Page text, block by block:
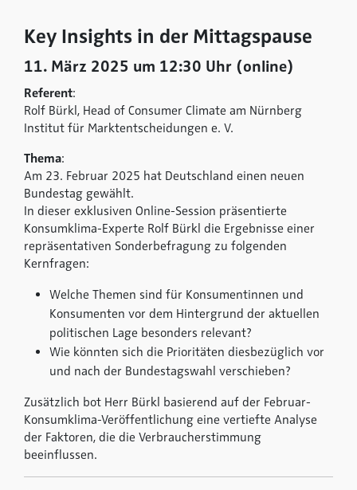
Key Insights in der Mittagspause
11. März 2025 um 12:30 Uhr (online)
Referent:
Rolf Bürkl, Head of Consumer Climate am Nürnberg
Institut für Marktentscheidungen e. V.
Thema:
Am 23. Februar 2025 hat Deutschland einen neuen
Bundestag gewählt.
In dieser exklusiven Online-Session präsentierte
Konsumklima-Experte Rolf Bürkl die Ergebnisse einer
repräsentativen Sonderbefragung zu folgenden
Kernfragen:
Welche Themen sind für Konsumentinnen und
Konsumenten vor dem Hintergrund der aktuellen
politischen Lage besonders relevant?
Wie könnten sich die Prioritäten diesbezüglich vor
und nach der Bundestagswahl verschieben?
Zusätzlich bot Herr Bürkl basierend auf der Februar-
Konsumklima-Veröffentlichung eine vertiefte Analyse
der Faktoren, die die Verbraucherstimmung
beeinflussen.